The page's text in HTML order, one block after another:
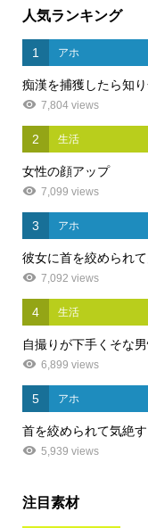
人気ランキング
1 アホ
痴漢を捕獲したら知
7,804 views
2 生活
女性の顔アップ
7,099 views
3 アホ
彼女に首を絞められ
7,092 views
4 生活
自撮りが下手くそな
6,899 views
5 アホ
首を絞められて気絶
5,939 views
注目素材